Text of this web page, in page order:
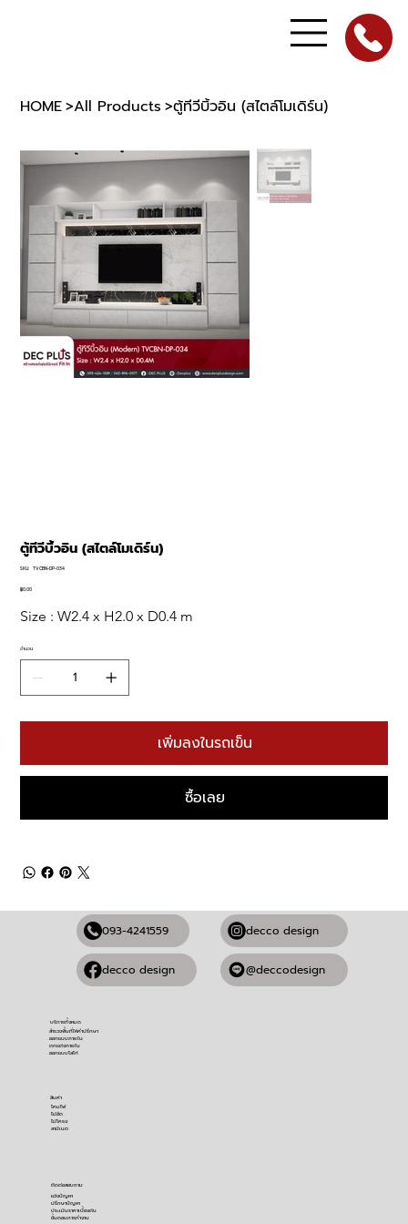
HOME>All Products >ตู้ทีวีบิ้วอิน (สไตล์โมเดิร์น)
ตู้ทีวีบิ้วอิน (สไตล์โมเดิร์น)
SKU: SKU
TVCBN-DP-034
ราคา
฿0.00
Size : W2.4 x H2.0 x D0.4 m
จำนวน
เพิ่มลงในรถเข็น
ซื้อเลย
093-4241559
decco design
decco design
@deccodesign
บริการทั้งหมด
สำรวจพื้นที่ให้คำปรึกษา
ออกแบบภายใน
ตกแต่งภายใน
ออกแบบโลโก้
สินค้า
โคมไฟ
ไม้อัด
ไม้โครง
ลามิเนต
ติดต่อสอบถาม
​แจ้งปัญหา
ปรึกษาปัญหา
ประเมินราคาเบื้องต้น
ขั้นตอนการทำงาน